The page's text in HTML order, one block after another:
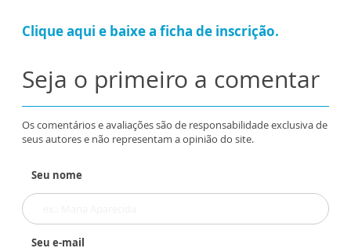
Clique aqui e baixe a ficha de inscrição.
Seja o primeiro a comentar
Os comentários e avaliações são de responsabilidade exclusiva de
seus autores e não representam a opinião do site.
Seu nome
Seu e-mail